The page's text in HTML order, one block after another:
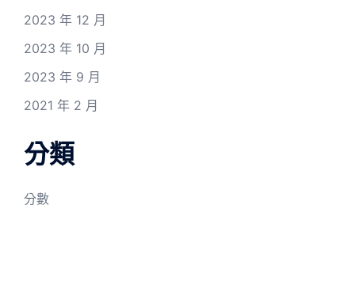
2023 年 12 月
2023 年 10 月
2023 年 9 月
2021 年 2 月
分類
分數